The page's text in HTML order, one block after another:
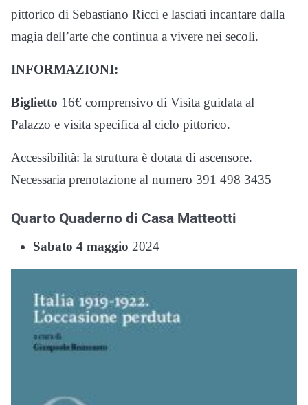
pittorico di Sebastiano Ricci e lasciati incantare dalla
magia dell’arte che continua a vivere nei secoli.
INFORMAZIONI:
Biglietto 16€ comprensivo di Visita guidata al
Palazzo e visita specifica al ciclo pittorico.
Accessibilità: la struttura è dotata di ascensore.
Necessaria prenotazione al numero 391 498 3435
Quarto Quaderno di Casa Matteotti
Sabato 4 maggio 2024